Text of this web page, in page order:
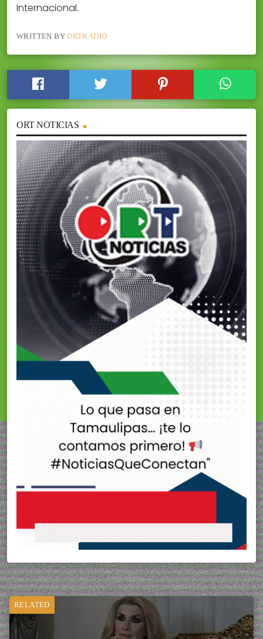
Internacional.
WRITTEN BYORTRADIO
ORT NOTICIAS
RELATED